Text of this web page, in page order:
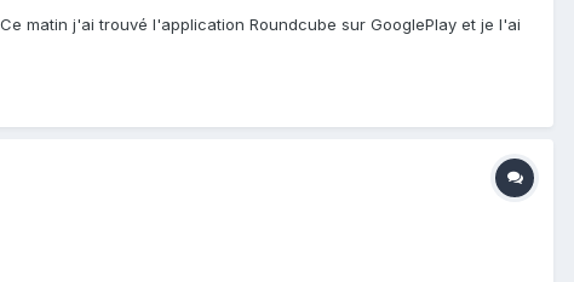
matin j'ai trouvé l'application Roundcube sur GooglePlay et je l'ai